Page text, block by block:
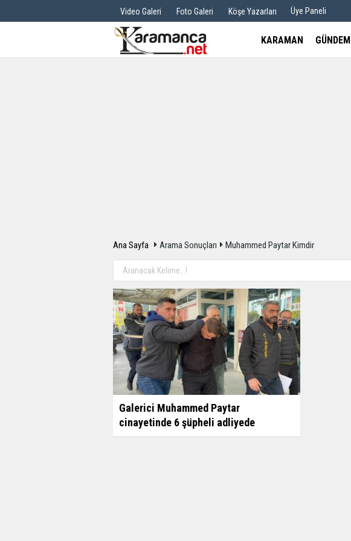
Video Galeri Foto Galeri Köşe Yazarları Üye Paneli
KARAMAN GÜNDEM
Ana Sayfa Arama Sonuçları Muhammed Paytar Kimdir
Galerici Muhammed Paytar
cinayetinde 6 şüpheli adliyede